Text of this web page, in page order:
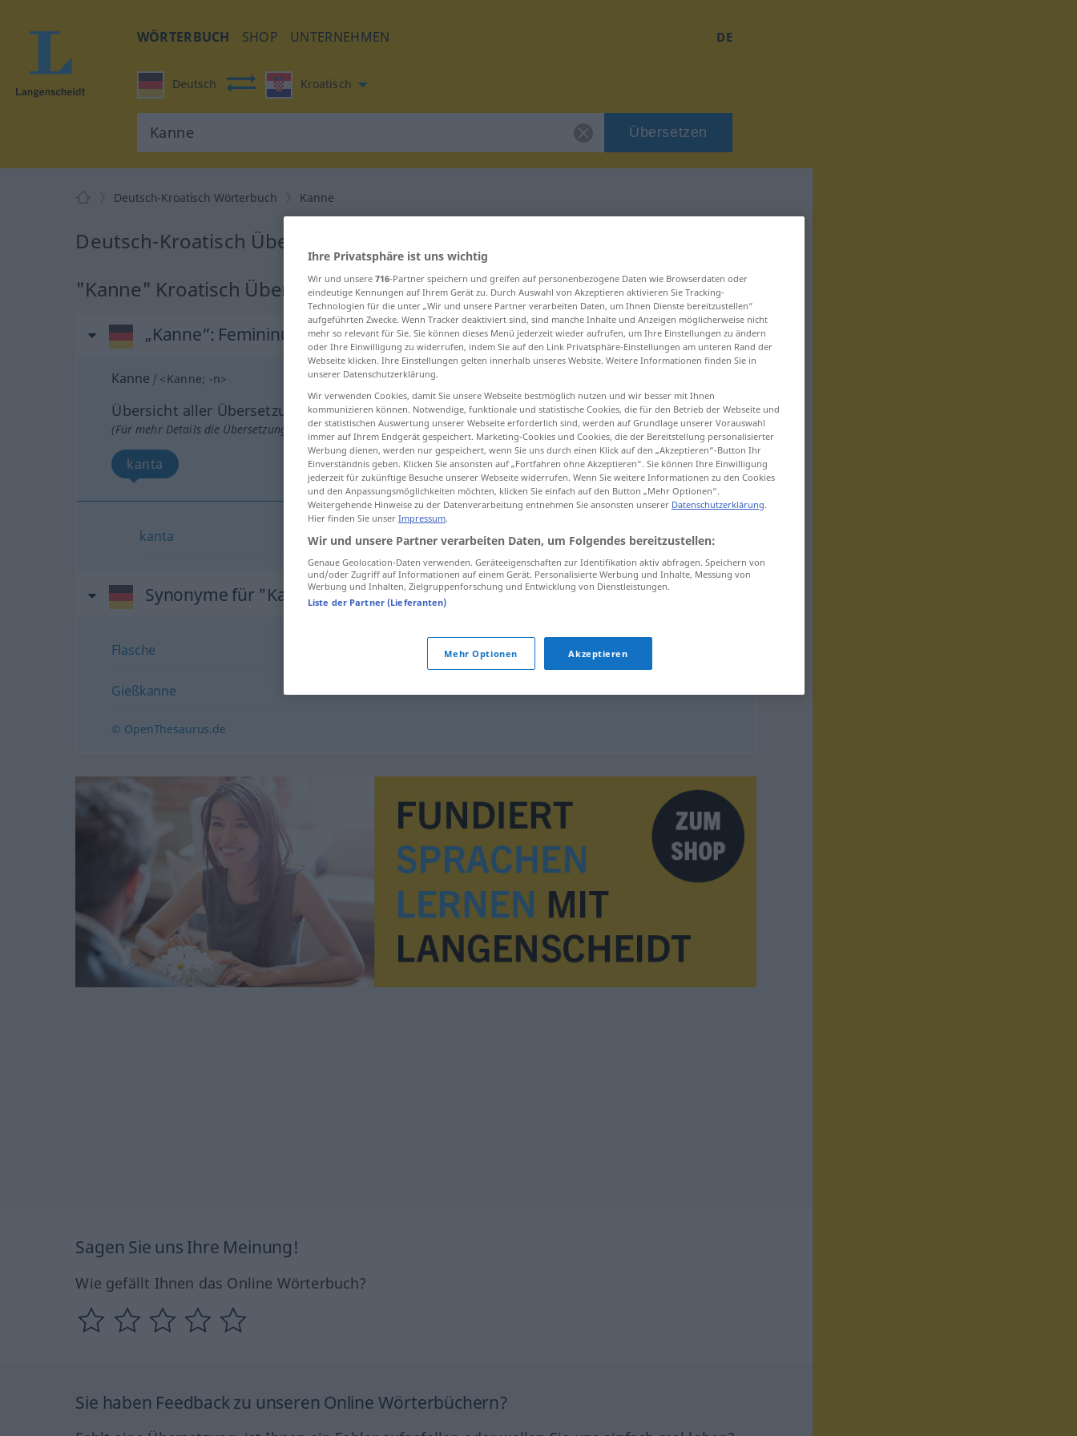
WÖRTERBUCH SHOP UNTERNEHMEN DE
Deutsch Kroatisch
Übersetzen
Deutsch-Kroatisch Wörterbuch Kanne
Deutsch-Kroatisch Übersetzung für "Kanne"
"Kanne" Kroatisch Übersetzung
„Kanne“: Femininum
Kanne f <Kanne; -n>
Übersicht aller Übersetzungen
(Für mehr Details die Übersetzung anklicken/antippen)
kanta
kanta Kanne
Synonyme für "Kanne"
Flasche
Gießkanne
© OpenThesaurus.de
Sagen Sie uns Ihre Meinung!
Wie gefällt Ihnen das Online Wörterbuch?
Sie haben Feedback zu unseren Online Wörterbüchern?
Ihre Privatsphäre ist uns wichtig
Wir und unsere 716-Partner speichern und greifen auf personenbezogene Daten wie Browserdaten oder
eindeutige Kennungen auf Ihrem Gerät zu. Durch Auswahl von Akzeptieren aktivieren Sie Tracking-
Technologien für die unter „Wir und unsere Partner verarbeiten Daten, um Ihnen Dienste bereitzustellen“
aufgeführten Zwecke. Wenn Tracker deaktiviert sind, sind manche Inhalte und Anzeigen möglicherweise nicht
mehr so relevant für Sie. Sie können dieses Menü jederzeit wieder aufrufen, um Ihre Einstellungen zu ändern
oder Ihre Einwilligung zu widerrufen, indem Sie auf den Link Privatsphäre-Einstellungen am unteren Rand der
Webseite klicken. Ihre Einstellungen gelten innerhalb unseres Website. Weitere Informationen finden Sie in
unserer Datenschutzerklärung.
Wir verwenden Cookies, damit Sie unsere Webseite bestmöglich nutzen und wir besser mit Ihnen
kommunizieren können. Notwendige, funktionale und statistische Cookies, die für den Betrieb der Webseite und
der statistischen Auswertung unserer Webseite erforderlich sind, werden auf Grundlage unserer Vorauswahl
immer auf Ihrem Endgerät gespeichert. Marketing-Cookies und Cookies, die der Bereitstellung personalisierter
Werbung dienen, werden nur gespeichert, wenn Sie uns durch einen Klick auf den „Akzeptieren“-Button Ihr
Einverständnis geben. Klicken Sie ansonsten auf „Fortfahren ohne Akzeptieren“. Sie können Ihre Einwilligung
jederzeit für zukünftige Besuche unserer Webseite widerrufen. Wenn Sie weitere Informationen zu den Cookies
und den Anpassungsmöglichkeiten möchten, klicken Sie einfach auf den Button „Mehr Optionen“.
Weitergehende Hinweise zu der Datenverarbeitung entnehmen Sie ansonsten unserer Datenschutzerklärung.
Hier finden Sie unser Impressum.
Wir und unsere Partner verarbeiten Daten, um Folgendes bereitzustellen:
Genaue Geolocation-Daten verwenden. Geräteeigenschaften zur Identifikation aktiv abfragen. Speichern von
und/oder Zugriff auf Informationen auf einem Gerät. Personalisierte Werbung und Inhalte, Messung von
Werbung und Inhalten, Zielgruppenforschung und Entwicklung von Dienstleistungen.
Liste der Partner (Lieferanten)
Mehr Optionen Akzeptieren